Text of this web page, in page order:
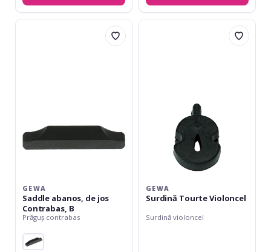
Gewa
GEWA
Saddle abanos, de jos
Contrabas, B
Prăguș contrabas
Gewa
GEWA
Surdină Tourte Violoncel
Surdină violoncel